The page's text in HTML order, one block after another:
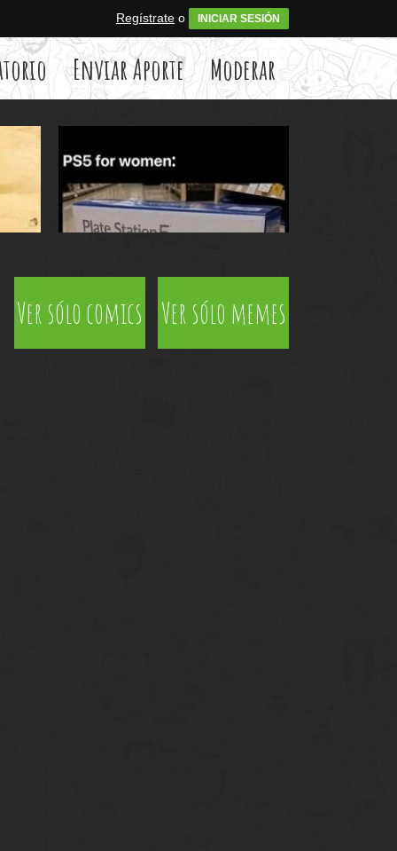
Regístrate o INICIAR SESIÓN
Enviar Aporte Moderar
Ver sólo comics Ver sólo memes